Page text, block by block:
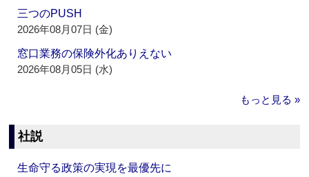
三つのPUSH
2026年08月07日 (金)
窓口業務の保険外化ありえない
2026年08月05日 (水)
もっと見る »
社説
生命守る政策の実現を最優先に